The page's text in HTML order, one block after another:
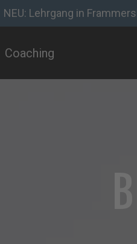
NEU: Lehrgang in
Coaching